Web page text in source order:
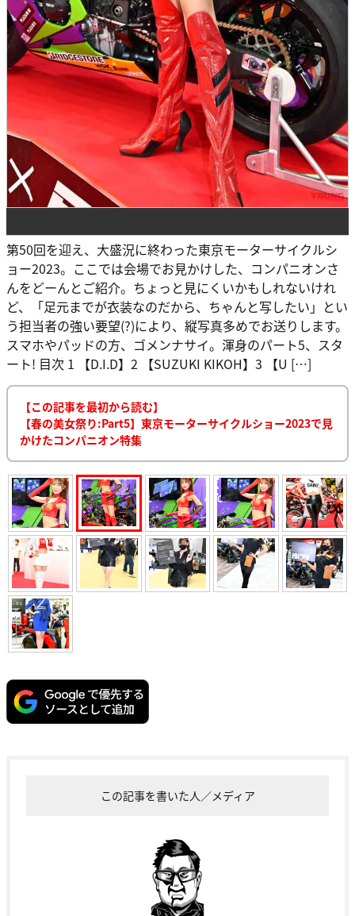
第50回を迎え、大盛況に終わった東京モーターサイクルシ
ョー2023。ここでは会場でお見かけした、コンパニオンさ
んをどーんとご紹介。ちょっと見にくいかもしれないけれ
ど、「足元までが衣装なのだから、ちゃんと写したい」とい
う担当者の強い要望(?)により、縦写真多めでお送りします。
スマホやパッドの方、ゴメンナサイ。渾身のパート5、スタ
ート! 目次 1 【D.I.D】2 【SUZUKI KIKOH】3 【U […]
【この記事を最初から読む】
【春の美女祭り:Part5】東京モーターサイクルショー2023で見
かけたコンパニオン特集
この記事を書いた人／メディア